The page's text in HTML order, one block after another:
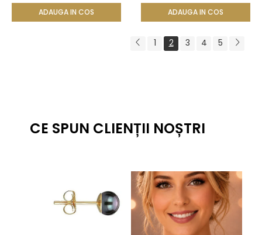
ADAUGA IN COS ADAUGA IN COS
1 2 3 4 5
CE SPUN CLIENȚII NOȘTRI